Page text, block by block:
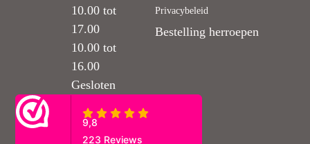
10.00 tot
17.00
10.00 tot
16.00
Gesloten
Privacybeleid
Bestelling herroepen